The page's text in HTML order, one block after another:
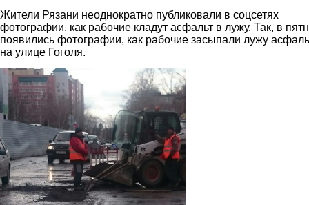
Жители Рязани неоднократно публиковали в соцсетях
фотографии, как рабочие кладут асфальт в лужу. Так, в
появились фотографии, как рабочие засыпали лужу
на улице Гоголя.
1.jpg